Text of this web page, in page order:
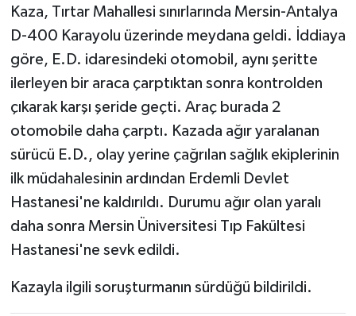
Kaza, Tırtar Mahallesi sınırlarında Mersin-Antalya
D-400 Karayolu üzerinde meydana geldi. İddiaya
göre, E.D. idaresindeki otomobil, aynı şeritte
ilerleyen bir araca çarptıktan sonra kontrolden
çıkarak karşı şeride geçti. Araç burada 2
otomobile daha çarptı. Kazada ağır yaralanan
sürücü E.D., olay yerine çağrılan sağlık ekiplerinin
ilk müdahalesinin ardından Erdemli Devlet
Hastanesi'ne kaldırıldı. Durumu ağır olan yaralı
daha sonra Mersin Üniversitesi Tıp Fakültesi
Hastanesi'ne sevk edildi.
Kazayla ilgili soruşturmanın sürdüğü bildirildi.